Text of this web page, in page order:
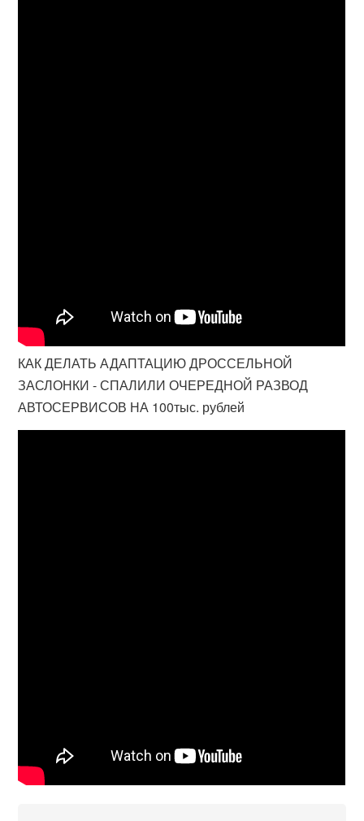
КАК ДЕЛАТЬ АДАПТАЦИЮ ДРОССЕЛЬНОЙ
ЗАСЛОНКИ - СПАЛИЛИ ОЧЕРЕДНОЙ РАЗВОД
АВТОСЕРВИСОВ НА 100тыс. рублей